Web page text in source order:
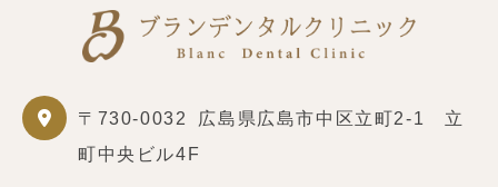
〒730-0032
広島県広島市中区立町2-1 立
町中央ビル4F